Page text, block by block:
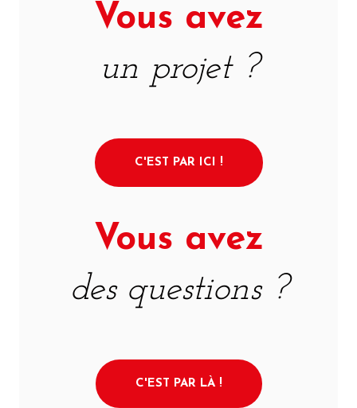
Vous avez
un projet ?
C'EST PAR ICI !
Vous avez
des questions ?
C'EST PAR LÀ !